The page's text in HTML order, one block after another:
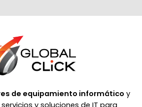
de equipamiento informático y
y soluciones de IT para